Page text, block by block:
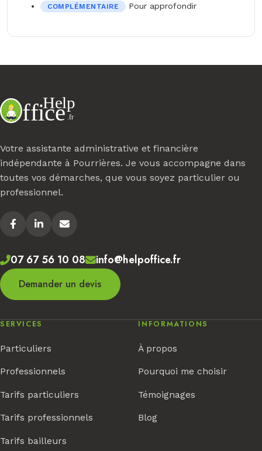
COMPLÉMENTAIRE Pour approfondir
Votre assistante administrative et financière
indépendante à Pourrières. Je vous accompagne dans
toutes vos démarches, que vous soyez particulier ou
professionnel.
07 67 56 10 08 info@helpoffice.fr
Demander un devis
SERVICES
Particuliers
Professionnels
Tarifs particuliers
Tarifs professionnels
Tarifs bailleurs
INFORMATIONS
À propos
Pourquoi me choisir
Témoignages
Blog